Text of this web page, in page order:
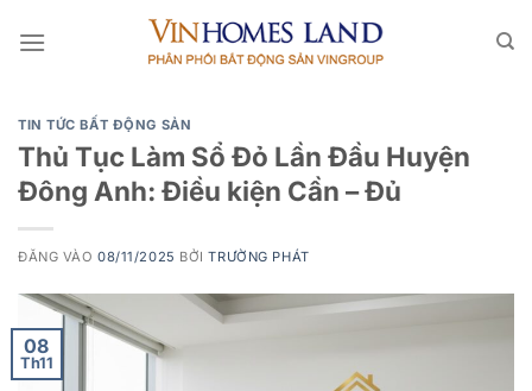
qua
TIN TỨC BẤT ĐỘNG SẢN
Thủ Tục Làm Sổ Đỏ Lần Đầu Huyện
Đông Anh: Điều kiện Cần – Đủ
ĐĂNG VÀO08/11/2025 BỞITRƯỜNG PHÁT
08
Th11